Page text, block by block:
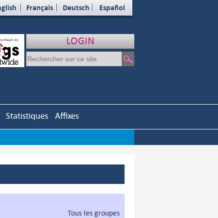
Français Deutsch Español
LOGIN
Statistiques Affixes
Tous les groupes